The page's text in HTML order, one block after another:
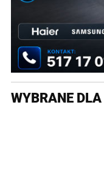
WYBRANE